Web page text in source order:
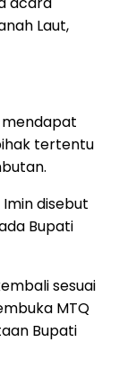
Laut,
mendapat
tertentu
disebut
Bupati
sesuai
MTQ
Bupati